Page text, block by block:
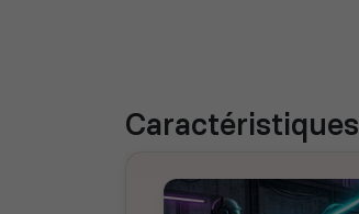
Caractéristiques